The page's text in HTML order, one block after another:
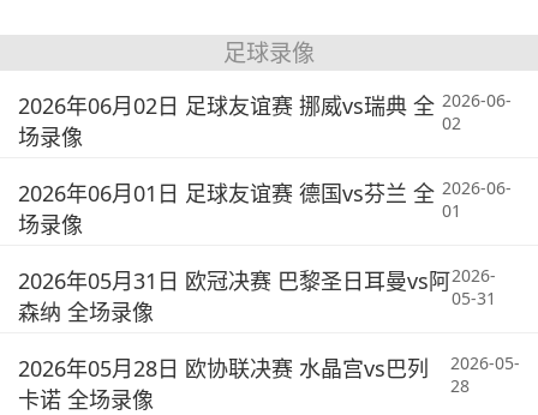
足球录像
2026年06月02日 足球友谊赛 挪威vs瑞典 全
场录像
2026-06-
02
2026年06月01日 足球友谊赛 德国vs芬兰 全
场录像
2026-06-
01
2026年05月31日 欧冠决赛 巴黎圣日耳曼vs阿
森纳 全场录像
2026-
05-31
2026年05月28日 欧协联决赛 水晶宫vs巴列
卡诺 全场录像
2026-05-
28